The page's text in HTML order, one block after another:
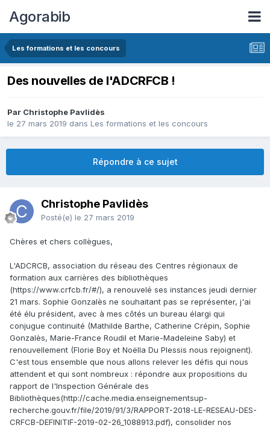
Agorabib
Les formations et les concours
Des nouvelles de l'ADCRFCB !
Par Christophe Pavlidès
le 27 mars 2019 dans Les formations et les concours
Répondre à ce sujet
Christophe Pavlidès
Posté(e) le 27 mars 2019
Chères et chers collègues,
L'ADCRCB, association du réseau des Centres régionaux de
formation aux carrières des bibliothèques
(https://www.crfcb.fr/#/), a renouvelé ses instances jeudi dernier
21 mars. Sophie Gonzalès ne souhaitant pas se représenter, j'ai
été élu président, avec à mes côtés un bureau élargi qui
conjugue continuité (Mathilde Barthe, Catherine Crépin, Sophie
Gonzalès, Marie-France Roudil et Marie-Madeleine Saby) et
renouvellement (Florie Boy et Noëlla Du Plessis nous rejoignent).
C'est tous ensemble que nous allons relever les défis qui nous
attendent et qui sont nombreux : répondre aux propositions du
rapport de l'Inspection Générale des
Bibliothèques(http://cache.media.enseignementsup-
recherche.gouv.fr/file/2019/91/3/RAPPORT-2018-LE-RESEAU-DES-
CRFCB-DEFINITIF-2019-02-26_1088913.pdf), consolider nos